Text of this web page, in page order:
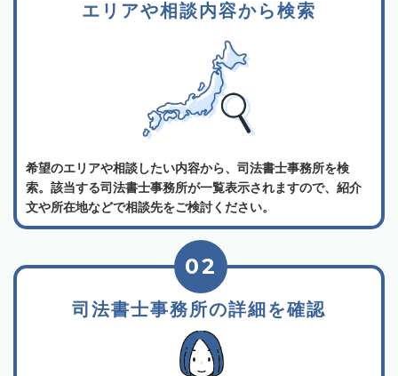
エリアや相談内容から検索
希望のエリアや相談したい内容から、司法書士事務所を検
索。該当する司法書士事務所が一覧表示されますので、紹介
文や所在地などで相談先をご検討ください。
司法書士事務所の詳細を確認
02